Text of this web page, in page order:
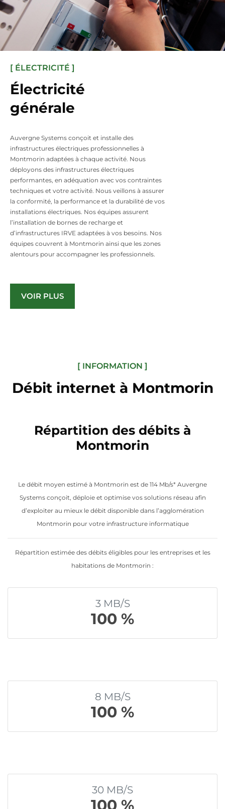
[ ÉLECTRICITÉ ]
Électricité
générale
Auvergne Systems conçoit et installe des
infrastructures électriques professionnelles à
Montmorin adaptées à chaque activité. Nous
déployons des infrastructures électriques
performantes, en adéquation avec vos contraintes
techniques et votre activité. Nous veillons à assurer
la conformité, la performance et la durabilité de vos
installations électriques. Nos équipes assurent
l’installation de bornes de recharge et
d’infrastructures IRVE adaptées à vos besoins. Nos
équipes couvrent à Montmorin ainsi que les zones
alentours pour accompagner les professionnels.
VOIR PLUS
[ INFORMATION ]
Débit internet à Montmorin
Répartition des débits à
Montmorin
Le débit moyen estimé à Montmorin est de 114 Mb/s* Auvergne
Systems conçoit, déploie et optimise vos solutions réseau afin
d’exploiter au mieux le débit disponible dans l’agglomération
Montmorin pour votre infrastructure informatique
Répartition estimée des débits éligibles pour les entreprises et les
habitations de Montmorin :
3 MB/S
100 %
8 MB/S
100 %
30 MB/S